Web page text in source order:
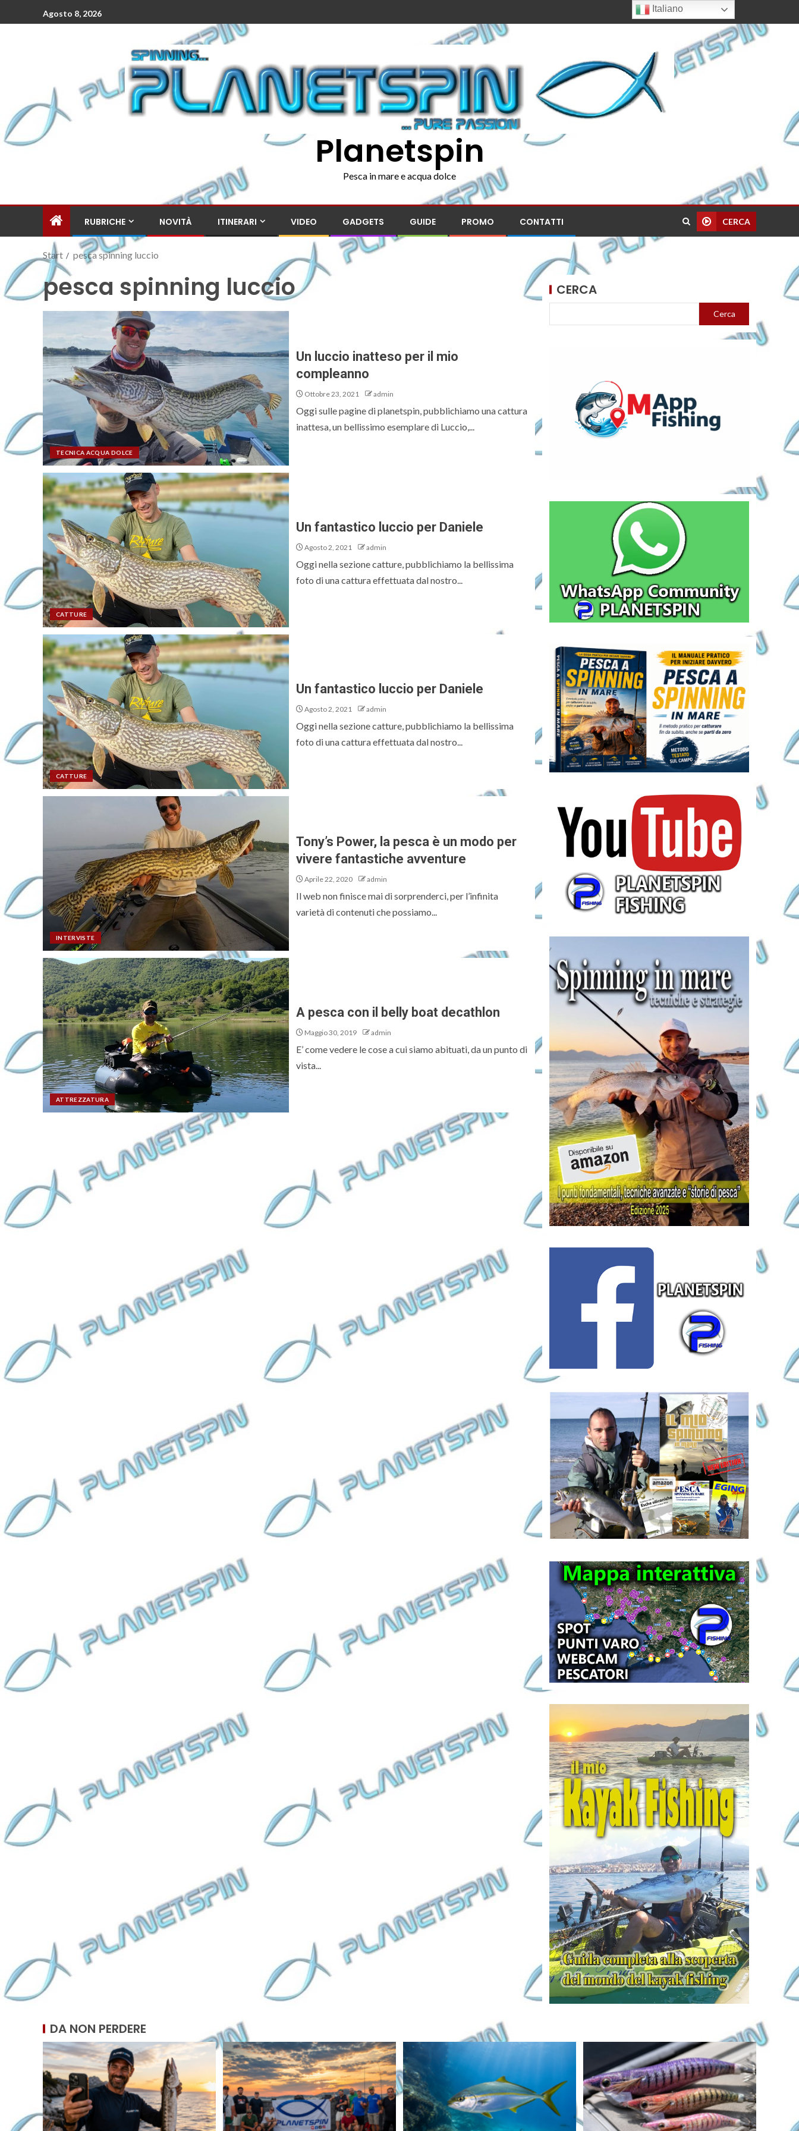
Agosto 8, 2026
Planetspin
Pesca in mare e acqua dolce
RUBRICHE NOVITÀ ITINERARI VIDEO GADGETS GUIDE PROMO CONTATTI CERCA
Start pesca spinning luccio
pesca spinning luccio
TECNICA ACQUA DOLCE
Un luccio inatteso per il mio
compleanno
Ottobre 23, 2021 admin
Oggi sulle pagine di planetspin, pubblichiamo una cattura
inattesa, un bellissimo esemplare di Luccio,...
CATTURE
Un fantastico luccio per Daniele
Agosto 2, 2021 admin
Oggi nella sezione catture, pubblichiamo la bellissima
foto di una cattura effettuata dal nostro...
CATTURE
Un fantastico luccio per Daniele
Agosto 2, 2021 admin
Oggi nella sezione catture, pubblichiamo la bellissima
foto di una cattura effettuata dal nostro...
INTERVISTE
Tony’s Power, la pesca è un modo per
vivere fantastiche avventure
Aprile 22, 2020 admin
Il web non finisce mai di sorprenderci, per l’infinita
varietà di contenuti che possiamo...
ATTREZZATURA
A pesca con il belly boat decathlon
Maggio 30, 2019 admin
E’ come vedere le cose a cui siamo abituati, da un punto di
vista...
CERCA
Cerca
DA NON PERDERE
Italiano